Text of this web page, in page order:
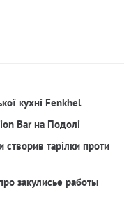
кухні Fenkhel
Bar на Подолі
тарілки проти
закулисье работы